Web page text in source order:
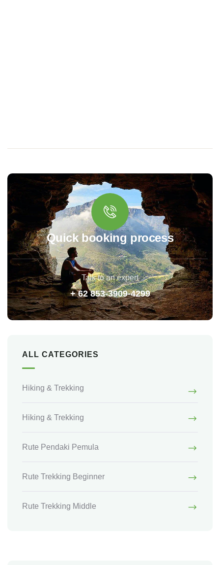
Quick booking process
Talk to an expert
+ 62 853-3909-4299
ALL CATEGORIES
Hiking & Trekking
Hiking & Trekking
Rute Pendaki Pemula
Rute Trekking Beginner
Rute Trekking Middle